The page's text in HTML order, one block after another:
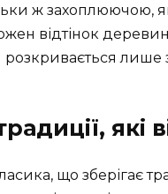
ж захоплюючою,
відтінок
лише
які
що зберігає